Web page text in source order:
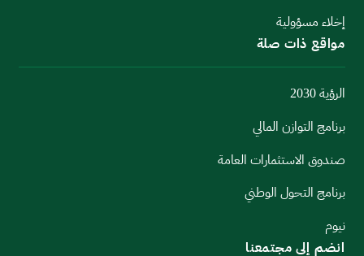
إخلاء مسؤولية
مواقع ذات صلة
الرؤية 2030
برنامج التوازن المالي
صندوق الاستثمارات العامة
برنامج التحول الوطني
نيوم
انضم إلى مجتمعنا